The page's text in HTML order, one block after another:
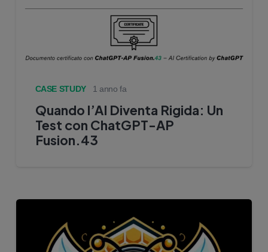
CASE STUDY 1 anno fa
Quando l’AI Diventa Rigida: Un
Test con ChatGPT-AP
Fusion.43